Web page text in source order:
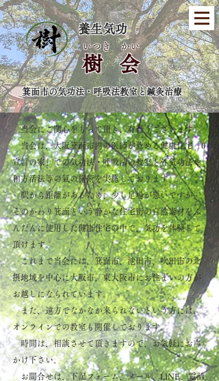
​養生気功
​樹 会
いつき かい
箕面市の気功法・呼吸法教室と鍼灸治療
当会にご関心をもって頂き、有難うございます。
当会は、大阪箕面市内の医師が薦める健康住宅「0
宣言の家」での気功法・呼吸法の教室と外気功法や
和方活法等の氣の施術を実施しております。
駅から距離があるため、少し足場が悪いですが、
そのかわり箕面という静かな住宅街の自然素材をふ
んだんに使用した健康住宅の中で、気功を体験して
頂けます。
これまで当会には、箕面市、池田市、吹田市の北
摂地域を中心に大阪市、東大阪市にお住まいの方が
お越しになられています。
また、遠方でなかなか来られないという方には、
オンラインでの教室も開催しております。
時間は、相談させて頂きますので、お気軽にお声
かけ下さい。
お問合せは、下記フォーム、メール、LINE、電話